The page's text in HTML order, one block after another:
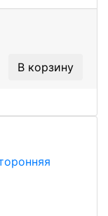
В корзину